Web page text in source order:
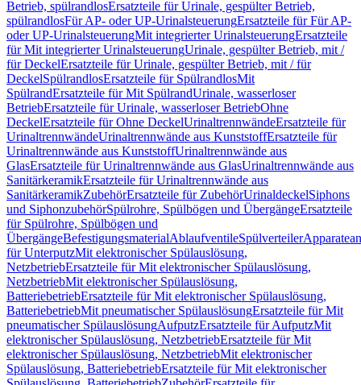
Betrieb, spülrandlosErsatzteile für Urinale, gespülter Betrieb,
spülrandlosFür AP- oder UP-UrinalsteuerungErsatzteile für Für AP-
oder UP-UrinalsteuerungMit integrierter UrinalsteuerungErsatzteile
für Mit integrierter UrinalsteuerungUrinale, gespülter Betrieb, mit /
für DeckelErsatzteile für Urinale, gespülter Betrieb, mit / für
DeckelSpülrandlosErsatzteile für SpülrandlosMit
SpülrandErsatzteile für Mit SpülrandUrinale, wasserloser
BetriebErsatzteile für Urinale, wasserloser BetriebOhne
DeckelErsatzteile für Ohne DeckelUrinaltrennwändeErsatzteile für
UrinaltrennwändeUrinaltrennwände aus KunststoffErsatzteile für
Urinaltrennwände aus KunststoffUrinaltrennwände aus
GlasErsatzteile für Urinaltrennwände aus GlasUrinaltrennwände aus
SanitärkeramikErsatzteile für Urinaltrennwände aus
SanitärkeramikZubehörErsatzteile für ZubehörUrinaldeckelSiphons
und SiphonzubehörSpülrohre, Spülbögen und ÜbergängeErsatzteile
für Spülrohre, Spülbögen und
ÜbergängeBefestigungsmaterialAblaufventileSpülverteiler
für UnterputzMit elektronischer Spülauslösung,
NetzbetriebErsatzteile für Mit elektronischer Spülauslösung,
NetzbetriebMit elektronischer Spülauslösung,
BatteriebetriebErsatzteile für Mit elektronischer Spülauslösung,
BatteriebetriebMit pneumatischer SpülauslösungErsatzteile für Mit
pneumatischer SpülauslösungAufputzErsatzteile für AufputzMit
elektronischer Spülauslösung, NetzbetriebErsatzteile für Mit
elektronischer Spülauslösung, NetzbetriebMit elektronischer
Spülauslösung, BatteriebetriebErsatzteile für Mit elektronischer